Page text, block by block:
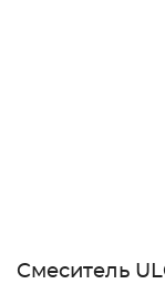
Cмеситель